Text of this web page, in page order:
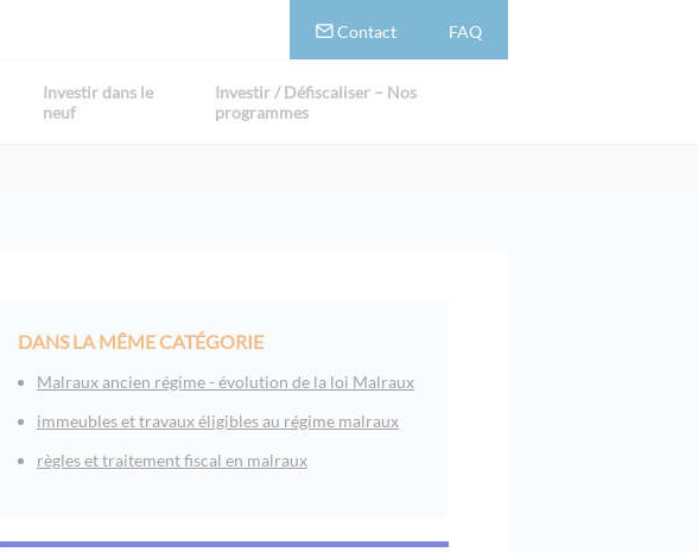
Contact FAQ
Investir dans le
neuf
Investir / Défiscaliser – Nos
programmes
DANS LA MÊME CATÉGORIE
Malraux ancien régime - évolution de la loi Malraux
immeubles et travaux éligibles au régime malraux
règles et traitement fiscal en malraux